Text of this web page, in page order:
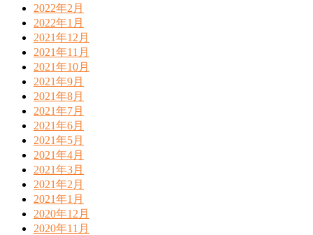
2022年2月
2022年1月
2021年12月
2021年11月
2021年10月
2021年9月
2021年8月
2021年7月
2021年6月
2021年5月
2021年4月
2021年3月
2021年2月
2021年1月
2020年12月
2020年11月